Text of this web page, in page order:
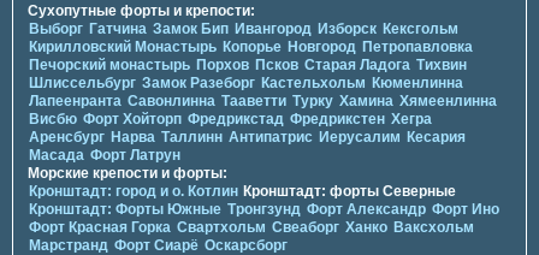
Сухопутные форты и крепости:
Выборг Гатчина Замок Бип Ивангород Изборск Кексгольм
Кирилловский Монастырь Копорье Новгород Петропавловка
Печорcкий монастырь Порхов Псков Старая Ладога Тихвин
Шлиссельбург Замок Разеборг Кастельхольм Кюменлинна
Лапеенранта Савонлинна Тааветти Турку Хамина Хямеенлинна
Висбю Форт Хойторп Фредрикстад Фредрикстен Хегра
Аренсбург Нарва Таллинн Антипатрис Иерусалим Кесария
Масада Форт Латрун
Морские крепости и форты:
Кронштадт: город и о. Котлин Кронштадт: форты Северные
Кронштадт: Форты Южные Тронгзунд Форт Александр Форт Ино
Форт Красная Горка Свартхольм Свеаборг Ханко Ваксхольм
Марстранд Форт Сиарё Оскарсборг